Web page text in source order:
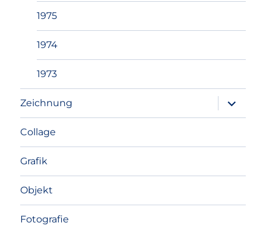
1975
1974
1973
Zeichnung
anzeigen
Collage
Grafik
Objekt
Fotografie